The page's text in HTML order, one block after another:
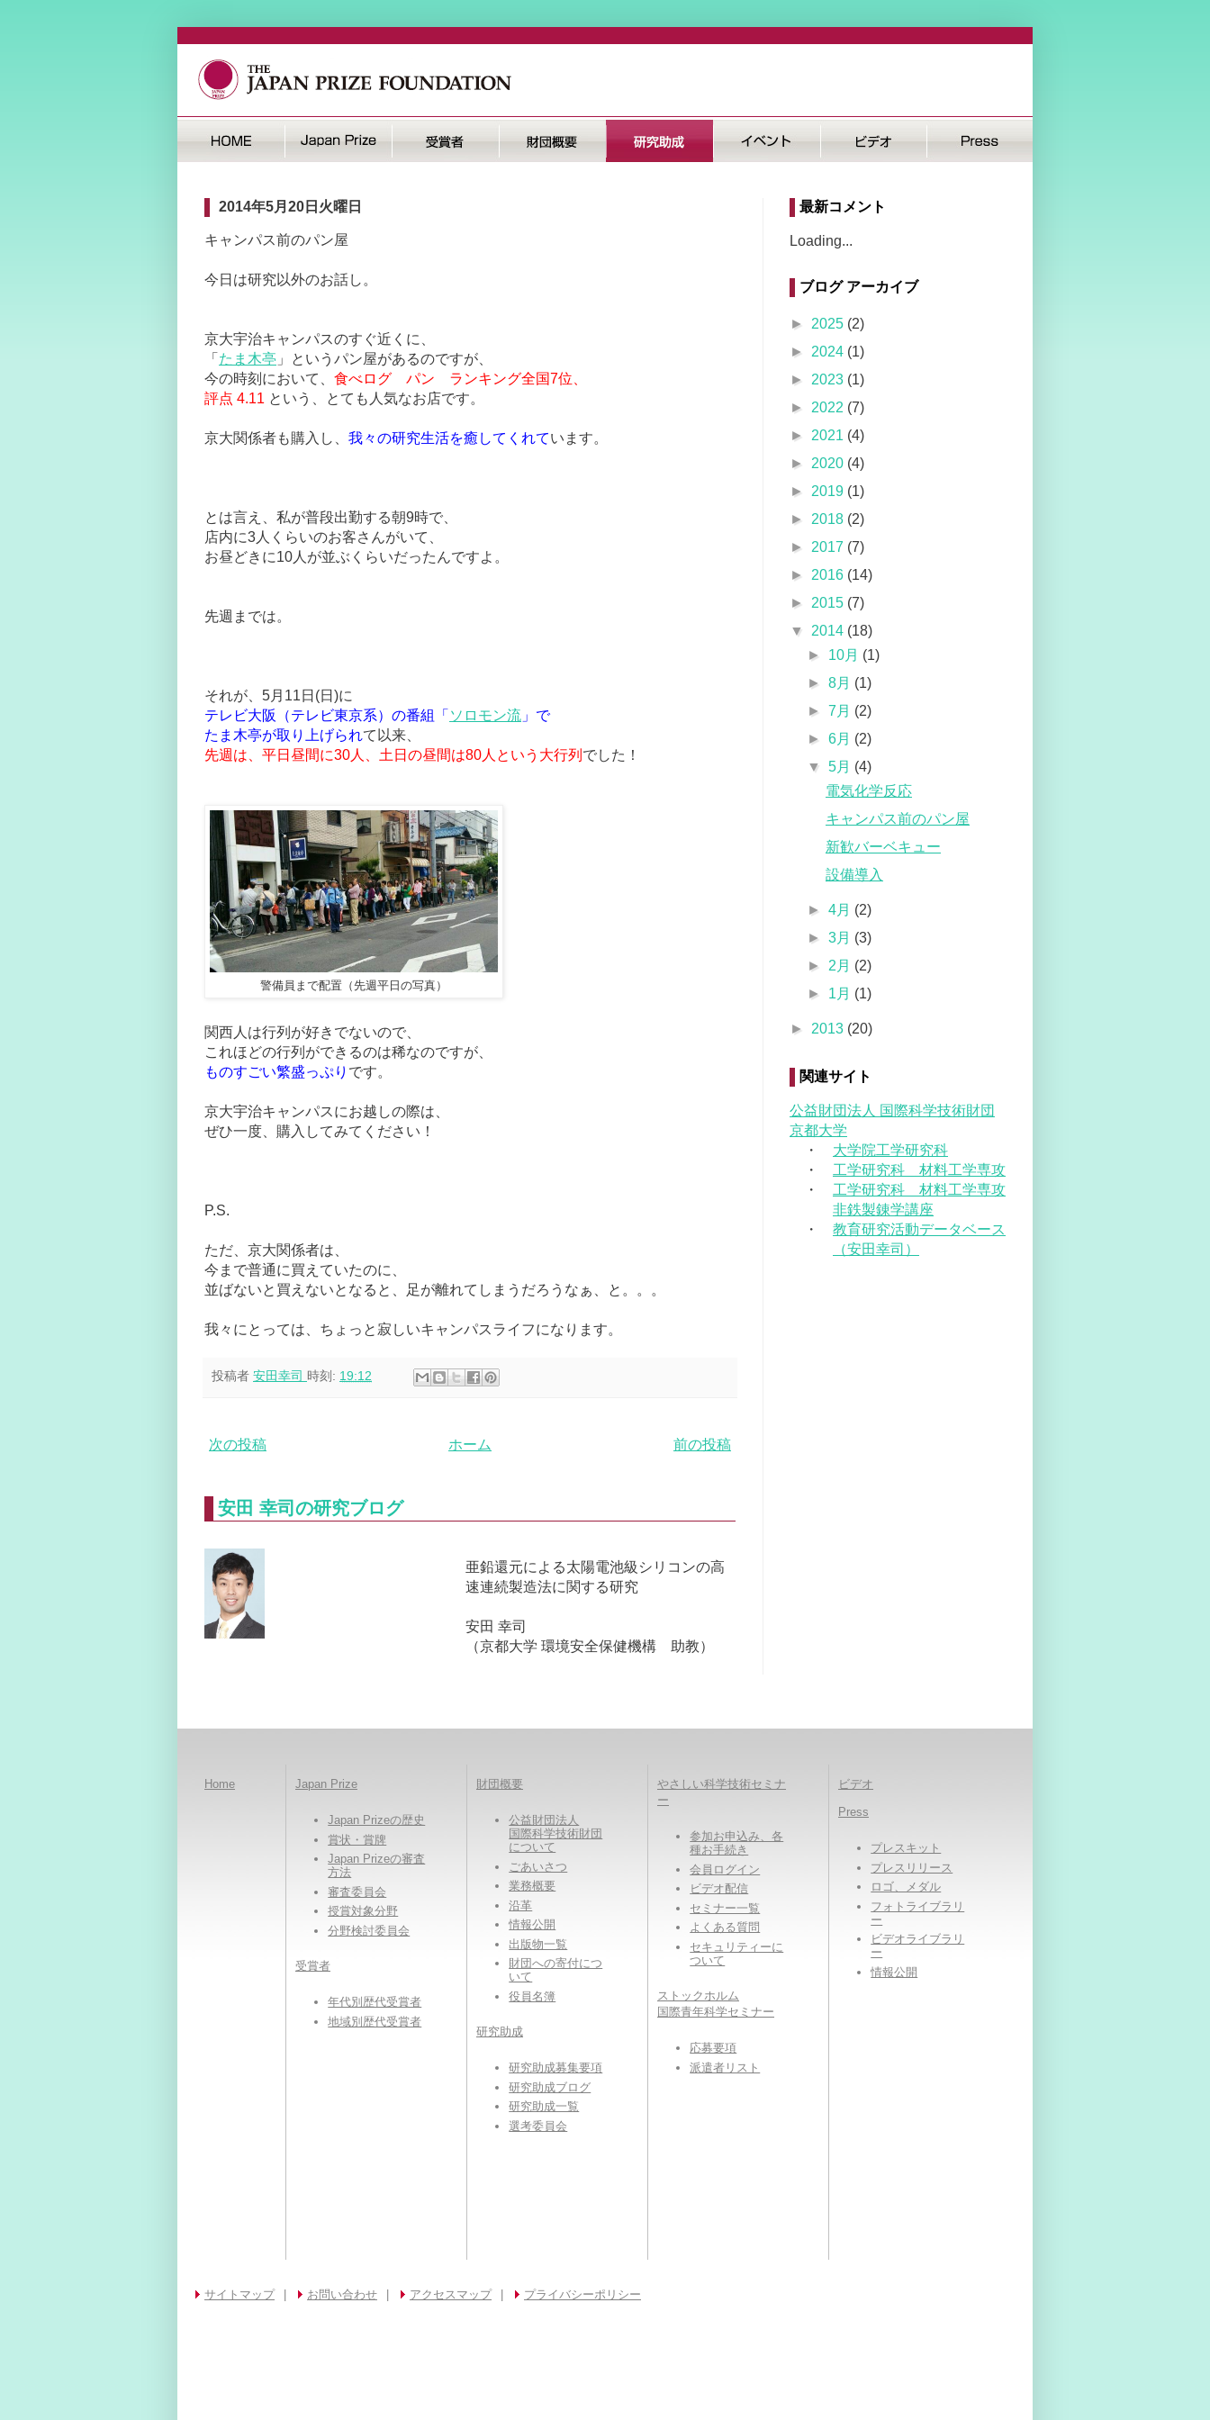
2014年5月20日火曜日
キャンパス前のパン屋
今日は研究以外のお話し。
京大宇治キャンパスのすぐ近くに、
「 たま木亭 」というパン屋があるのですが、
今の時刻において、 食べログ パン ランキング全国7位、
評点 4.11 という、とても人気なお店です。
京大関係者も購入し、 我々の研究生活を癒してくれています。
とは言え、私が普段出勤する朝9時で、
店内に3人くらいのお客さんがいて、
お昼どきに10人が並ぶくらいだったんですよ。
先週までは。
それが、5月11日(日)に
テレビ大阪（テレビ東京系）の番組「 ソロモン流 」で
たま木亭が取り上げられて以来、
先週は、平日昼間に30人、土日の昼間は80人という大行列 でした！
警備員まで配置（先週平日の写真）
関西人は行列が好きでないので、
これほどの行列ができるのは稀なのですが、
ものすごい繁盛っぷり です。
京大宇治キャンパスにお越しの際は、
ぜひ一度、購入してみてください！
P.S.
ただ、京大関係者は、
今まで普通に買えていたのに、
並ばないと買えないとなると、足が離れてしまうだろうなぁ、と。。。
我々にとっては、ちょっと寂しいキャンパスライフになります。
投稿者 安田幸司 時刻: 19:12
次の投稿 前の投稿
ホーム
安田 幸司の研究ブログ
亜鉛還元による太陽電池級シリコンの高
速連続製造法に関する研究
安田 幸司
（京都大学 環境安全保健機構 助教）
最新コメント
Loading...
ブログ アーカイブ
► 2025 (2)
► 2024 (1)
► 2023 (1)
► 2022 (7)
► 2021 (4)
► 2020 (4)
► 2019 (1)
► 2018 (2)
► 2017 (7)
► 2016 (14)
► 2015 (7)
▼ 2014 (18)
► 10月 (1)
►8月 (1)
►7月 (2)
►6月 (2)
▼5月 (4)
電気化学反応
キャンパス前のパン屋
新歓バーベキュー
設備導入
►4月 (2)
►3月 (3)
► 2月 (2)
► 1月 (1)
► 2013 (20)
関連サイト
公益財団法人 国際科学技術財団
京都大学
・ 大学院工学研究科
・ 工学研究科 材料工学専攻
・ 工学研究科 材料工学専攻
非鉄製錬学講座
・ 教育研究活動データベース
（安田幸司）
Home Japan Prize
Japan Prizeの歴史
賞状・賞牌
Japan Prizeの審査
方法
審査委員会
授賞対象分野
分野検討委員会
受賞者
年代別歴代受賞者
地域別歴代受賞者
財団概要
公益財団法人
国際科学技術財団
について
ごあいさつ
業務概要
沿革
情報公開
出版物一覧
財団への寄付につ
いて
役員名簿
研究助成
研究助成募集要項
研究助成ブログ
研究助成一覧
選考委員会
やさしい科学技術セミナ
ー
参加お申込み、各
種お手続き
会員ログイン
ビデオ配信
セミナー一覧
よくある質問
セキュリティーに
ついて
ストックホルム
国際青年科学セミナー
応募要項
派遣者リスト
ビデオ
Press
プレスキット
プレスリリース
ロゴ、メダル
フォトライブラリ
ー
ビデオライブラリ
ー
情報公開
サイトマップ お問い合わせ アクセスマップ プライバシーポリシー